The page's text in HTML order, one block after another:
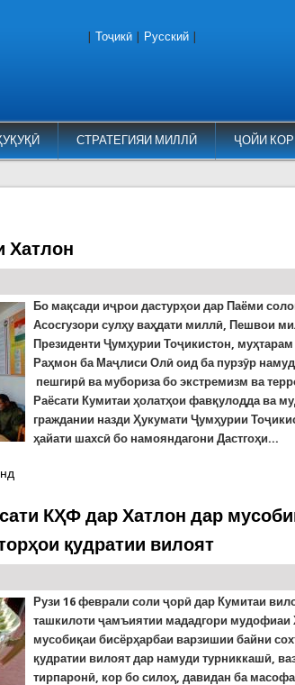
СТРАТЕГИЯИ МИЛЛӢ ҶОЙИ
Тоҷикӣ Русский
Хатлон
Бо мақсади иҷрои дастурҳои дар Паёми
Асосгузори сулҳу ваҳдати миллӣ, Пешвои
Президенти Ҷумҳурии Тоҷикистон,
Раҳмон ба Маҷлиси Олӣ оид ба пурзӯр
пешгирӣ ва мубориза бо экстремизм ва
Раёсати Кумитаи ҳолатҳои фавқулодда ва
граждании назди Ҳукумати Ҷумҳурии
ҳайати шахсӣ бо намояндагони Дастгоҳи...
Хатлон
КҲФ дар Хатлон дар
қудратии вилоят
Рузи 16 феврали солиҷорӣ дар Кумитаи
ташкилотиҷамъиятии мададгори мудофиаи
мусобиқаи бисёрҳарбаи варзишии байни
қудратии вилоят дар намуди турниккашӣ,
тирпаронӣ, кор бо силоҳ, давидан ба